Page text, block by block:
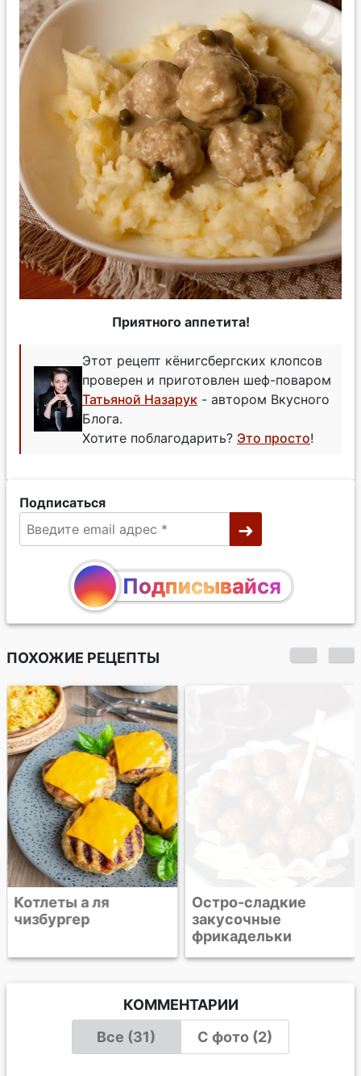
Приятного аппетита!
Этот рецепт кёнигсбергских клопсов
проверен и приготовлен шеф-поваром
Татьяной Назарук - автором Вкусного
Блога.
Хотите поблагодарить? Это просто!
Подписаться
Подписывайся
ПОХОЖИЕ РЕЦЕПТЫ
Котлеты а ля
чизбургер
Остро-сладкие
закусочные
фрикадельки
КОММЕНТАРИИ
Все (31)
С фото (2)